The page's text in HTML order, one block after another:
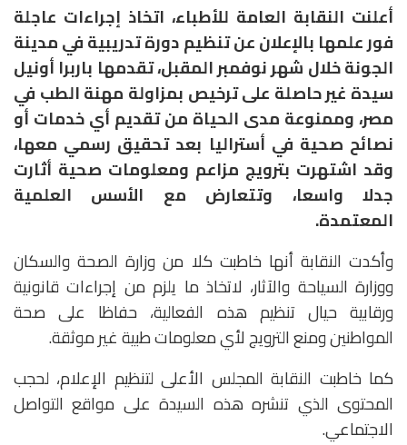
أعلنت النقابة العامة للأطباء، اتخاذ إجراءات عاجلة
فور علمها بالإعلان عن تنظيم دورة تدريبية في مدينة
الجونة خلال شهر نوفمبر المقبل، تقدمها باربرا أونيل
سيدة غير حاصلة على ترخيص بمزاولة مهنة الطب في
مصر، وممنوعة مدى الحياة من تقديم أي خدمات أو
نصائح صحية في أستراليا بعد تحقيق رسمي معها،
وقد اشتهرت بترويج مزاعم ومعلومات صحية أثارت
جدلا واسعا، وتتعارض مع الأسس العلمية
المعتمدة.
وأكدت النقابة أنها خاطبت كلا من وزارة الصحة والسكان
ووزارة السياحة والآثار، لاتخاذ ما يلزم من إجراءات قانونية
ورقابية حيال تنظيم هذه الفعالية، حفاظا على صحة
المواطنين ومنع الترويج لأي معلومات طبية غير موثقة.
كما خاطبت النقابة المجلس الأعلى لتنظيم الإعلام، لحجب
المحتوى الذي تنشره هذه السيدة على مواقع التواصل
الاجتماعي.